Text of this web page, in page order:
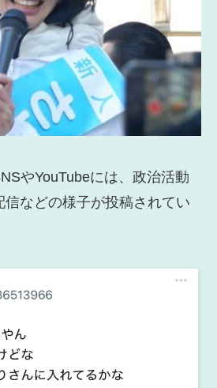
やYouTubeには、政治活動
などの様子が投稿されてい